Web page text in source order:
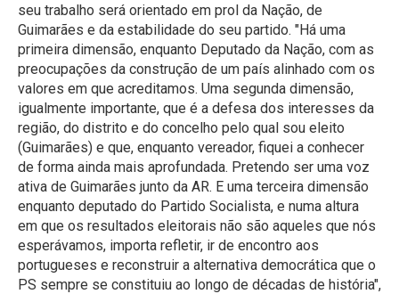
seu trabalho será orientado em prol da Nação, de
Guimarães e da estabilidade do seu partido. "Há uma
primeira dimensão, enquanto Deputado da Nação, com as
preocupações da construção de um país alinhado com os
valores em que acreditamos. Uma segunda dimensão,
igualmente importante, que é a defesa dos interesses da
região, do distrito e do concelho pelo qual sou eleito
(Guimarães) e que, enquanto vereador, fiquei a conhecer
de forma ainda mais aprofundada. Pretendo ser uma voz
ativa de Guimarães junto da AR. E uma terceira dimensão
enquanto deputado do Partido Socialista, e numa altura
em que os resultados eleitorais não são aqueles que nós
esperávamos, importa refletir, ir de encontro aos
portugueses e reconstruir a alternativa democrática que o
PS sempre se constituiu ao longo de décadas de história",